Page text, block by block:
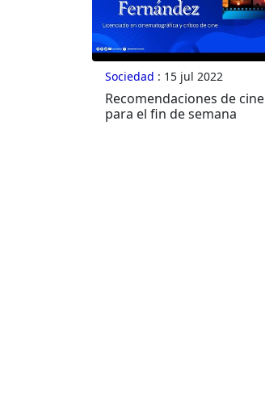
Sociedad : 15 jul 2022
Recomendaciones de cine
para el fin de semana